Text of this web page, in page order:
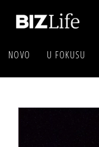
NOVO U FOKUSU